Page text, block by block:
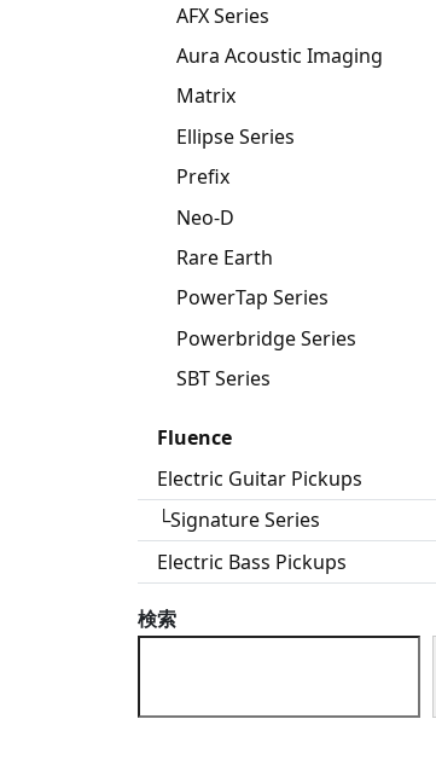
AFX Series
Aura Acoustic Imaging
Matrix
Ellipse Series
Prefix
Neo-D
Rare Earth
PowerTap Series
Powerbridge Series
SBT Series
Fluence
Electric Guitar Pickups
└Signature Series
Electric Bass Pickups
検索